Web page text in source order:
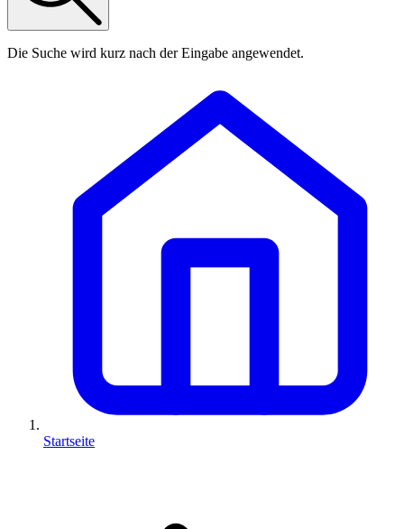
Die Suche wird kurz nach der Eingabe angewendet.
Startseite